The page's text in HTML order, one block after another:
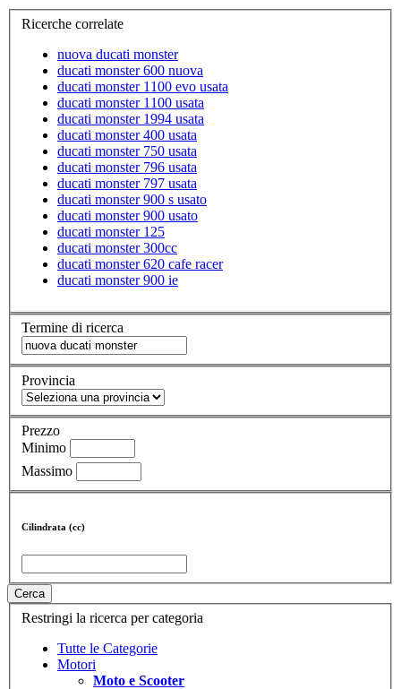
Ricerche correlate
nuova ducati monster
ducati monster 600 nuova
ducati monster 1100 evo usata
ducati monster 1100 usata
ducati monster 1994 usata
ducati monster 400 usata
ducati monster 750 usata
ducati monster 796 usata
ducati monster 797 usata
ducati monster 900 s usato
ducati monster 900 usato
ducati monster 125
ducati monster 300cc
ducati monster 620 cafe racer
ducati monster 900 ie
Termine di ricerca
Provincia
Prezzo
Minimo
Massimo
Cilindrata (cc)
Cerca
Restringi la ricerca per categoria
Tutte le Categorie
Motori
Moto e Scooter